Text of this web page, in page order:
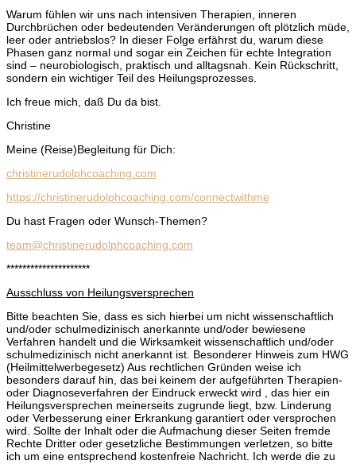
Warum fühlen wir uns nach intensiven Therapien, inneren
Durchbrüchen oder bedeutenden Veränderungen oft plötzlich müde,
leer oder antriebslos? In dieser Folge erfährst du, warum diese
Phasen ganz normal und sogar ein Zeichen für echte Integration
sind – neurobiologisch, praktisch und alltagsnah. Kein Rückschritt,
sondern ein wichtiger Teil des Heilungsprozesses.
Ich freue mich, daß Du da bist.
Christine
Meine (Reise)Begleitung für Dich:
christinerudolphcoaching.com
https://christinerudolphcoaching.com/connectwithme
Du hast Fragen oder Wunsch-Themen?
team@christinerudolphcoaching.com
*********************
Ausschluss von Heilungsversprechen
Bitte beachten Sie, dass es sich hierbei um nicht wissenschaftlich
und/oder schulmedizinisch anerkannte und/oder bewiesene
Verfahren handelt und die Wirksamkeit wissenschaftlich und/oder
schulmedizinisch nicht anerkannt ist. Besonderer Hinweis zum HWG
(Heilmittelwerbegesetz) Aus rechtlichen Gründen weise ich
besonders darauf hin, das bei keinem der aufgeführten Therapien-
oder Diagnoseverfahren der Eindruck erweckt wird , das hier ein
Heilungsversprechen meinerseits zugrunde liegt, bzw. Linderung
oder Verbesserung einer Erkrankung garantiert oder versprochen
wird. Sollte der Inhalt oder die Aufmachung dieser Seiten fremde
Rechte Dritter oder gesetzliche Bestimmungen verletzen, so bitte
ich um eine entsprechend kostenfreie Nachricht. Ich werde die zu